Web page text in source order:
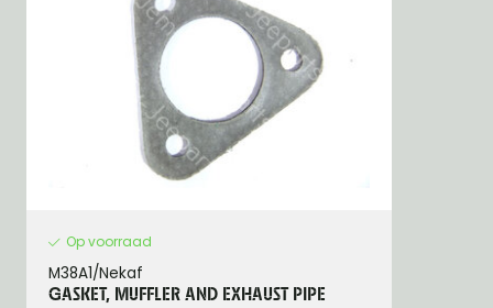
Op voorraad
M38A1/Nekaf
GASKET, MUFFLER AND EXHAUST PIPE